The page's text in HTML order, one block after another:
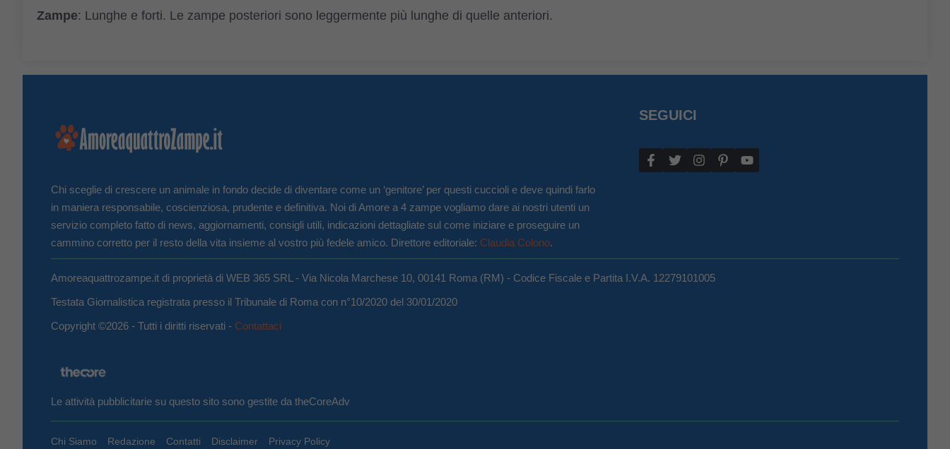
Zampe: Lunghe e forti. Le zampe posteriori sono leggermente più lunghe di quelle anteriori.
Chi sceglie di crescere un animale in fondo decide di diventare come un ‘genitore’ per questi cuccioli e deve quindi farlo
in maniera responsabile, coscienziosa, prudente e definitiva. Noi di Amore a 4 zampe vogliamo dare ai nostri utenti un
servizio completo fatto di news, aggiornamenti, consigli utili, indicazioni dettagliate sul come iniziare e proseguire un
cammino corretto per il resto della vita insieme al vostro più fedele amico. Direttore editoriale: Claudia Colono.
SEGUICI
Amoreaquattrozampe.it di proprietà di WEB 365 SRL - Via Nicola Marchese 10, 00141 Roma (RM) - Codice Fiscale e Partita I.V.A. 12279101005
Testata Giornalistica registrata presso il Tribunale di Roma con n°10/2020 del 30/01/2020
Copyright ©2026 - Tutti i diritti riservati - Contattaci
Le attività pubblicitarie su questo sito sono gestite da theCoreAdv
Chi Siamo Redazione Contatti Disclaimer Privacy Policy